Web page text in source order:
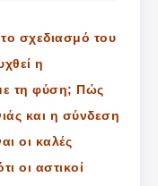
σχεδιασμό του
η
τη φύση; Πώς
και η σύνδεση
οι καλές
οι αστικοί